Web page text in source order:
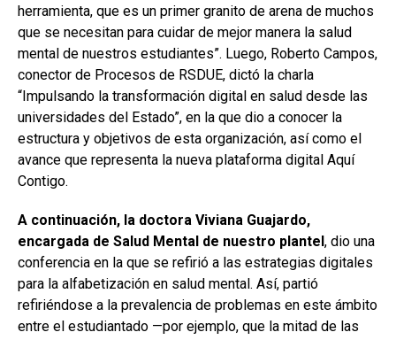
herramienta, que es un primer granito de arena de muchos
que se necesitan para cuidar de mejor manera la salud
mental de nuestros estudiantes”. Luego, Roberto Campos,
conector de Procesos de RSDUE, dictó la charla
“Impulsando la transformación digital en salud desde las
universidades del Estado”, en la que dio a conocer la
estructura y objetivos de esta organización, así como el
avance que representa la nueva plataforma digital Aquí
Contigo.
A continuación, la doctora Viviana Guajardo,
encargada de Salud Mental de nuestro plantel, dio una
conferencia en la que se refirió a las estrategias digitales
para la alfabetización en salud mental. Así, partió
refiriéndose a la prevalencia de problemas en este ámbito
entre el estudiantado —por ejemplo, que la mitad de las